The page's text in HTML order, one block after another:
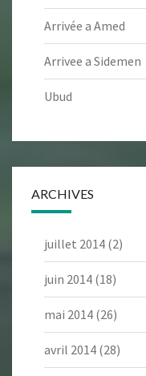
Arrivée a Amed
Arrivee a Sidemen
Ubud
ARCHIVES
juillet 2014 (2)
juin 2014 (18)
mai 2014 (26)
avril 2014 (28)